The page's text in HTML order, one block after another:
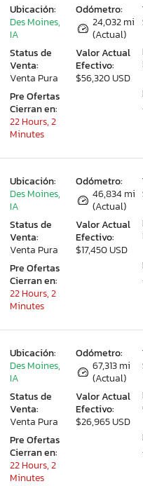
Odómetro:
24,032 mi
(Actual)
Valor Actual
Efectivo:
$56,320 USD
Ubicación:
Des Moines,
IA
Status de
Venta:
Venta Pura
Pre Ofertas
Cierran en:
22 Hours, 2
Minutes
Odómetro:
46,834 mi
(Actual)
Valor Actual
Efectivo:
$17,450 USD
Ubicación:
Des Moines,
IA
Status de
Venta:
Venta Pura
Pre Ofertas
Cierran en:
22 Hours, 2
Minutes
Odómetro:
67,313 mi
(Actual)
Valor Actual
Efectivo:
$26,965 USD
Ubicación:
Des Moines,
IA
Status de
Venta:
Venta Pura
Pre Ofertas
Cierran en:
22 Hours, 2
Minutes